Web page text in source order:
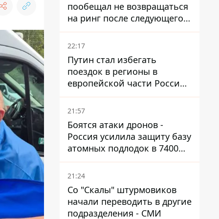
пообещал не возвращаться
на ринг после следующего
боя
22:17
Путин стал избегать
поездок в регионы в
европейской части России,
куда регулярно долетают
дроны
21:57
Боятся атаки дронов -
Россия усилила защиту базу
атомных подлодок в 7400
км от Украины
21:24
Со "Скалы" штурмовиков
начали переводить в другие
подразделения - СМИ